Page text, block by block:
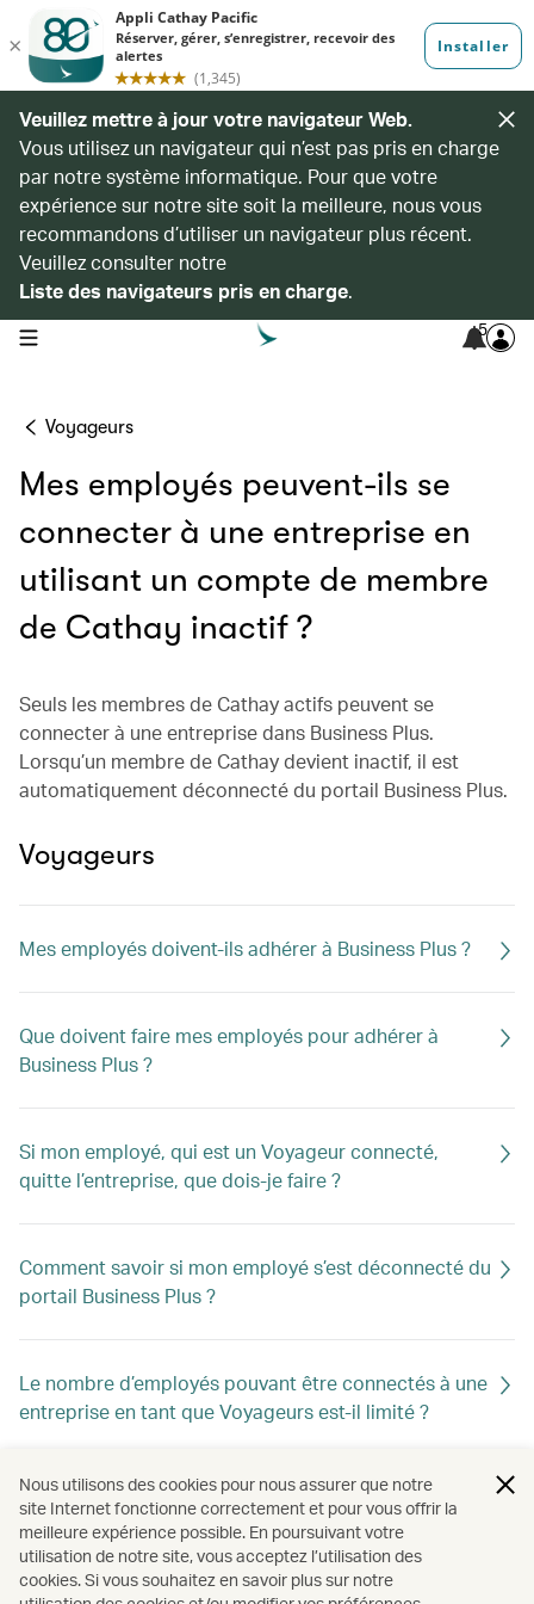
Veuillez mettre à jour votre navigateur Web.
Vous utilisez un navigateur qui n’est pas pris en charge
par notre système informatique. Pour que votre
expérience sur notre site soit la meilleure, nous vous
recommandons d’utiliser un navigateur plus récent.
Veuillez consulter notre
Liste des navigateurs pris en charge.
open navigation menu 5
Voyageurs
Mes employés peuvent-ils se
connecter à une entreprise en
utilisant un compte de membre
de Cathay inactif ?
Seuls les membres de Cathay actifs peuvent se
connecter à une entreprise dans Business Plus.
Lorsqu’un membre de Cathay devient inactif, il est
automatiquement déconnecté du portail Business Plus.
Voyageurs
Mes employés doivent-ils adhérer à Business Plus ?
Que doivent faire mes employés pour adhérer à
Business Plus ?
Si mon employé, qui est un Voyageur connecté,
quitte l’entreprise, que dois-je faire ?
Comment savoir si mon employé s’est déconnecté du
portail Business Plus ?
Le nombre d’employés pouvant être connectés à une
entreprise en tant que Voyageurs est-il limité ?
Les employés doivent-ils tous être membres de
Cathay pour adhérer à Business Plus ?
Nous utilisons des cookies pour nous assurer que notre
site Internet fonctionne correctement et pour vous offrir la
meilleure expérience possible. En poursuivant votre
utilisation de notre site, vous acceptez l’utilisation des
cookies. Si vous souhaitez en savoir plus sur notre